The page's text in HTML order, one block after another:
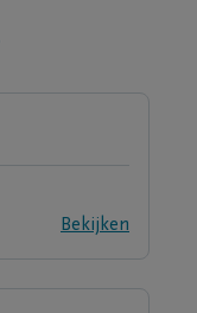
Bekijken